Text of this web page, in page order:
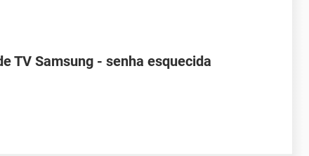
TV Samsung - senha esquecida